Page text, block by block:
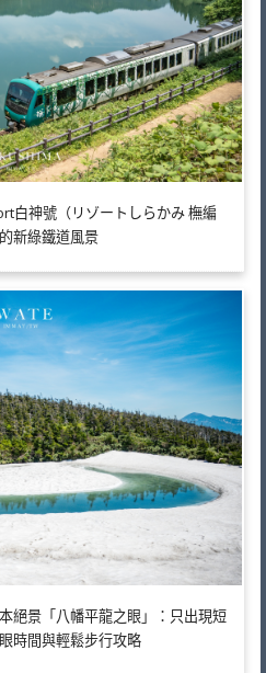
白神號（リゾートしらかみ 橅編
新綠鐵道風景
絕景「八幡平龍之眼」：只出現短
時間與輕鬆步行攻略